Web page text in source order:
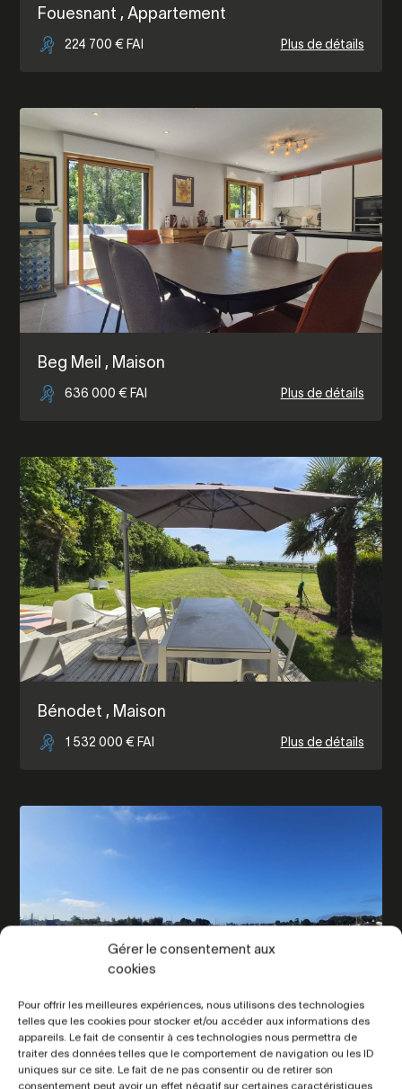
Gérer le consentement aux
cookies
Pour offrir les meilleures expériences, nous utilisons des technologies
telles que les cookies pour stocker et/ou accéder aux informations des
appareils. Le fait de consentir à ces technologies nous permettra de
traiter des données telles que le comportement de navigation ou les ID
uniques sur ce site. Le fait de ne pas consentir ou de retirer son
consentement peut avoir un effet négatif sur certaines caractéristiques
Fouesnant , Appartement
224 700 € FAI Plus de détails
Beg Meil , Maison
636 000 € FAI Plus de détails
Bénodet , Maison
1 532 000 € FAI Plus de détails
La Forêt Fouesnant , Maison